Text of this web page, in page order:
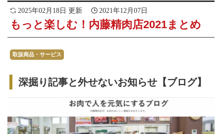
2025年02月18日 更新 2021年12月07日
もっと楽しむ！内藤精肉店2021まとめ
取扱商品・サービス
深掘り記事と外せないお知らせ【ブログ】